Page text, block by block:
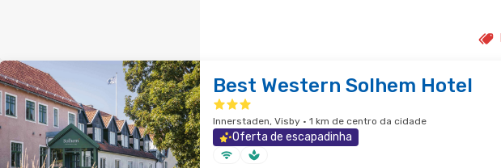
Best Western Solhem Hotel
Innerstaden, Visby · 1 km de centro da cidade
Oferta de escapadinha